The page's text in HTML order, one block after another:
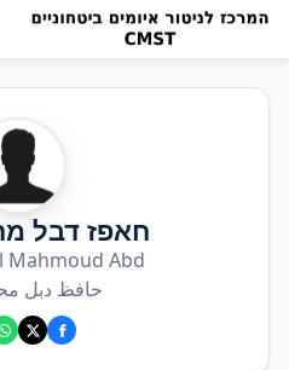
חאפז דבל
Mahmoud Abd
حافظ دبل